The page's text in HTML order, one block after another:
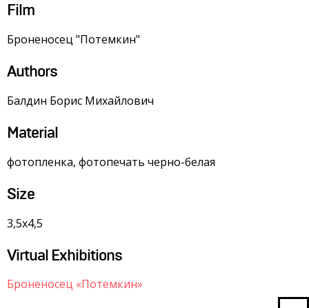
Film
Броненосец "Потемкин"
Authors
Балдин Борис Михайлович
Material
фотопленка, фотопечать черно-белая
Size
3,5х4,5
Virtual Exhibitions
Броненосец «Потемкин»